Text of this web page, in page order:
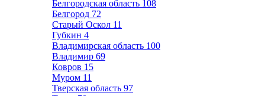
Белгородская область 108
Белгород 72
Старый Оскол 11
Губкин 4
Владимирская область 100
Владимир 69
Ковров 15
Муром 11
Тверская область 97